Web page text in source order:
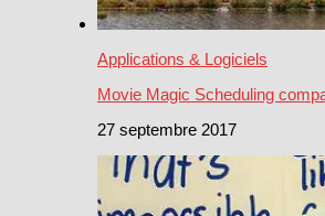
Applications & Logiciels
Movie Magic Scheduling
27 septembre 2017